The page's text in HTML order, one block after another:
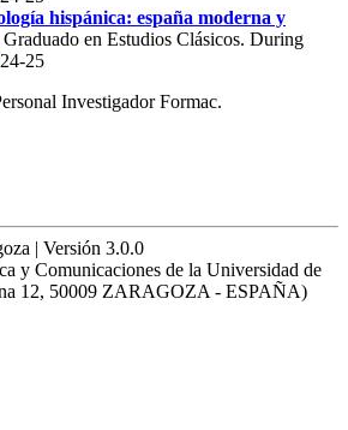
hispánica: españa moderna y
Graduado en Estudios Clásicos. During
25
Investigador Formac.
| Versión 3.0.0
y Comunicaciones de la Universidad de
12, 50009 ZARAGOZA - ESPAÑA)